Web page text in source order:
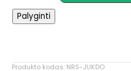
NRS
Jukdo
Palyginti
Produkto kodas: NRS-JUKDO